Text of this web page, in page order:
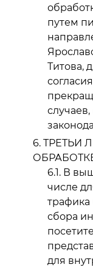
путем
Титова,
ТРЕТЬИ
В
числе
трафика
сбора
для